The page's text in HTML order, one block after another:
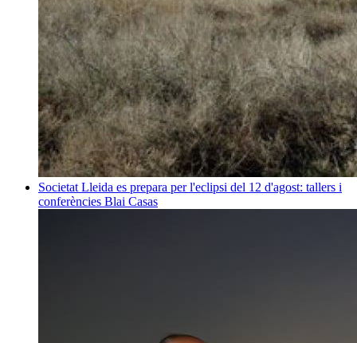
Societat Lleida es prepara per l'eclipsi del 12 d'agost: tallers i
conferències Blai Casas